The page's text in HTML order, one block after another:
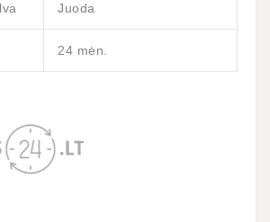
Juoda
24 mėn.